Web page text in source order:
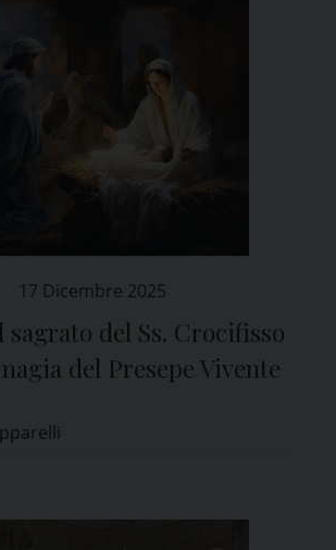
17 Dicembre 2025
sagrato del Ss. Crocifisso
del Presepe Vivente